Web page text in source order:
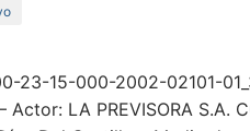
23-15-000-2002-02101-
Actor: LA PREVISORA S.A.